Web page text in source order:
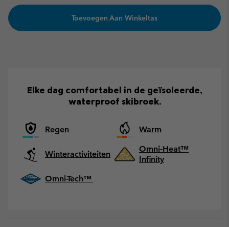
Toevoegen Aan Winkeltas
Elke dag comfortabel in de geïsoleerde,
waterproof skibroek.
Regen Warm
Winteractiviteiten
Omni-Heat™
Infinity
Omni-Tech™